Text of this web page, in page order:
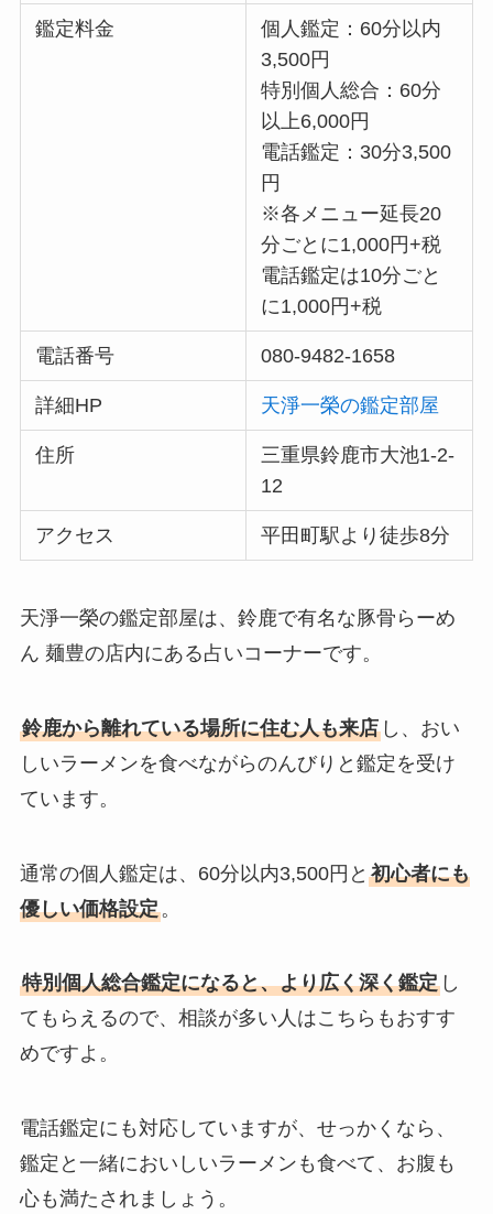
鑑定料金
個人鑑定：60分以内
3,500円
特別個人総合：60分
以上6,000円
電話鑑定：30分3,500
円
※各メニュー延長20
分ごとに1,000円+税
電話鑑定は10分ごと
に1,000円+税
電話番号 080-9482-1658
詳細HP 天淨一榮の鑑定部屋
住所
三重県鈴鹿市大池1-2-
12
アクセス 平田町駅より徒歩8分
天淨一榮の鑑定部屋は、鈴鹿で有名な豚骨らーめ
ん 麺豊の店内にある占いコーナーです。
鈴鹿から離れている場所に住む人も来店し、おい
しいラーメンを食べながらのんびりと鑑定を受け
ています。
通常の個人鑑定は、60分以内3,500円と 初心者にも
優しい価格設定。
特別個人総合鑑定になると、より広く深く鑑定し
てもらえるので、相談が多い人はこちらもおすす
めですよ。
電話鑑定にも対応していますが、せっかくなら、
鑑定と一緒においしいラーメンも食べて、お腹も
心も満たされましょう。